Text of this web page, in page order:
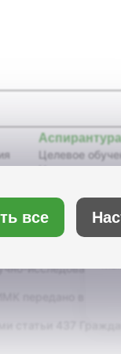
Аспирантура
Целевое
Новости
Портфолио
Расписание
Учебно-
обеспечение
все